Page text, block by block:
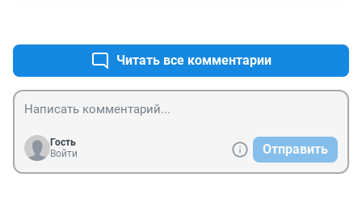
Читать все комментарии
Гость
Войти
Отправить